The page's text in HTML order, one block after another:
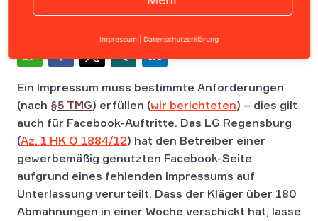
Ein Impressum muss bestimmte Anforderungen
(nach §5 TMG) erfüllen (wir berichteten) – dies gilt
auch für Facebook-Auftritte. Das LG Regensburg
(Az. 1 HK O 1884/12) hat den Betreiber einer
gewerbemäßig genutzten Facebook-Seite
aufgrund eines fehlenden Impressums auf
Unterlassung verurteilt. Dass der Kläger über 180
Abmahnungen in einer Woche verschickt hat, lasse
Impressum Datenschutzerklärung